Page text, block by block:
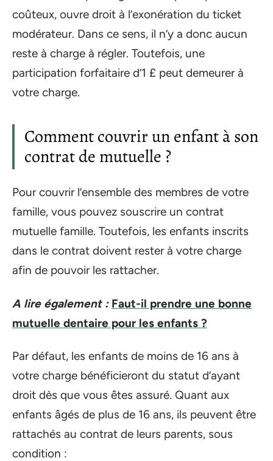
coûteux, ouvre droit à l’exonération du ticket
modérateur. Dans ce sens, il n’y a donc aucun
reste à charge à régler. Toutefois, une
participation forfaitaire d’1 £ peut demeurer à
votre charge.
Comment couvrir un enfant à son
contrat de mutuelle ?
Pour couvrir l’ensemble des membres de votre
famille, vous pouvez souscrire un contrat
mutuelle famille. Toutefois, les enfants inscrits
dans le contrat doivent rester à votre charge
afin de pouvoir les rattacher.
A lire également : Faut-il prendre une bonne
mutuelle dentaire pour les enfants ?
Par défaut, les enfants de moins de 16 ans à
votre charge bénéficieront du statut d’ayant
droit dès que vous êtes assuré. Quant aux
enfants âgés de plus de 16 ans, ils peuvent être
rattachés au contrat de leurs parents, sous
condition :